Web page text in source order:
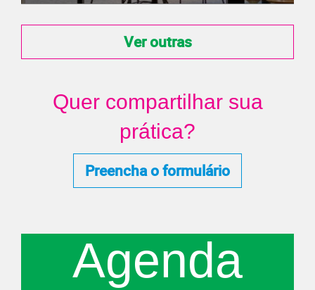
Ver outras
Quer compartilhar sua
prática?
Preencha o formulário
Agenda